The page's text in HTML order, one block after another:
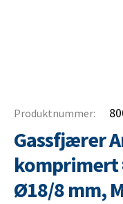
Produktnummer:
Gassfjærer
komprimert
Ø18/8 mm,